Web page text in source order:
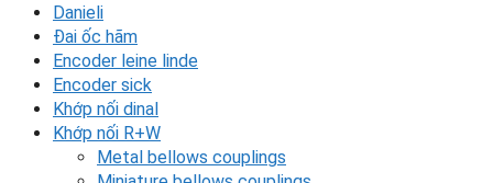
Danieli
Đai ốc hãm
Encoder leine linde
Encoder sick
Khớp nối dinal
Khớp nối R+W
Metal bellows couplings